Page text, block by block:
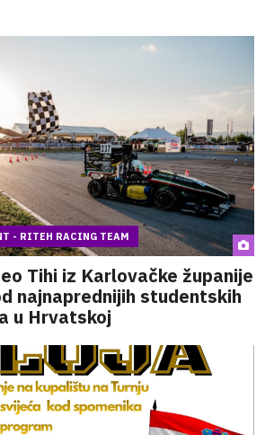
- RITEH RACING TEAM
Tihi iz Karlovačke županije
najnaprednijih studentskih
u Hrvatskoj